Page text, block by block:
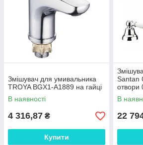
Змішувач для умивальника
TROYA BGX1-A1889 на гайці
В наявності
4 316,87 ₴
Купити
Santan
отвори
В
22